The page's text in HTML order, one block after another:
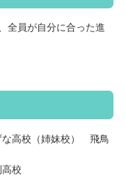
全員が自分に合った進
高校（姉妹校） 飛鳥
校